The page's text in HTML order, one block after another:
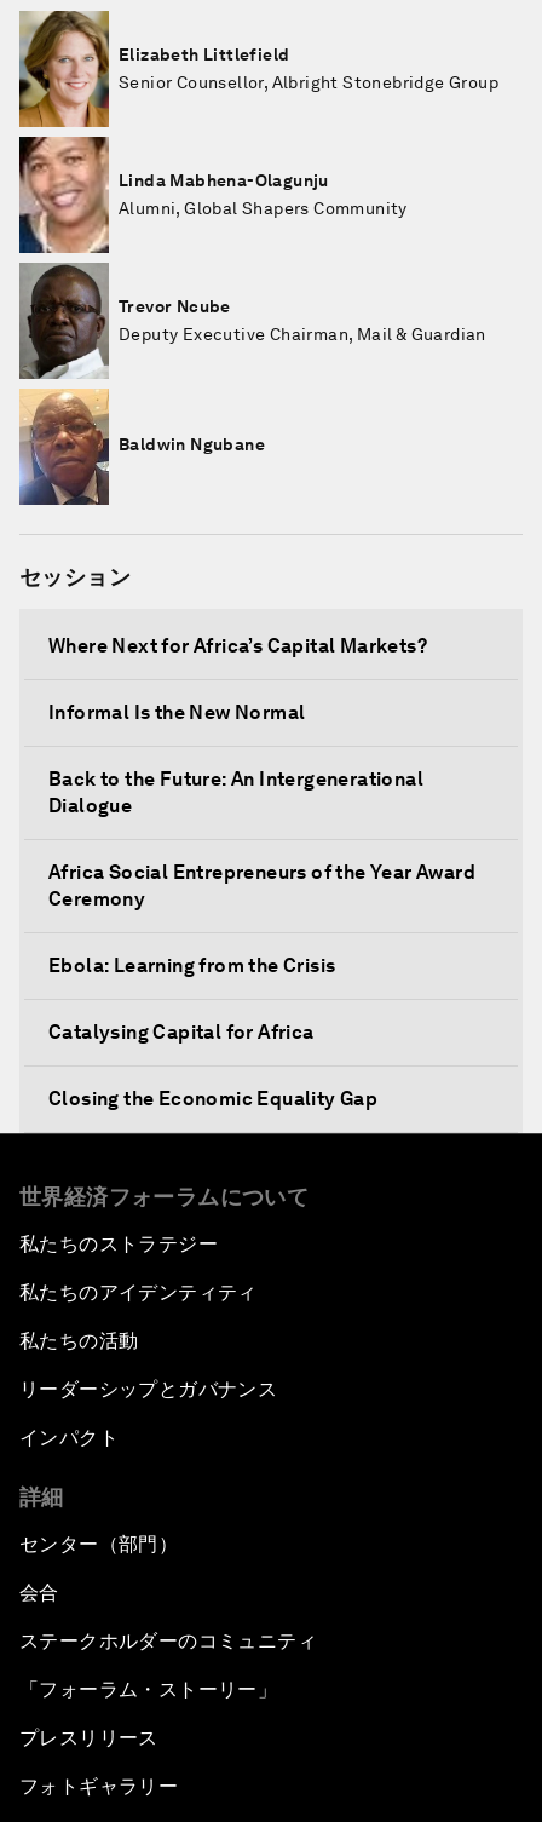
Elizabeth Littlefield
Senior Counsellor, Albright Stonebridge Group
Linda Mabhena-Olagunju
Alumni, Global Shapers Community
Trevor Ncube
Deputy Executive Chairman, Mail & Guardian
Baldwin Ngubane
セッション
Where Next for Africa’s Capital Markets?
Informal Is the New Normal
Back to the Future: An Intergenerational
Dialogue
Africa Social Entrepreneurs of the Year Award
Ceremony
Ebola: Learning from the Crisis
Catalysing Capital for Africa
Closing the Economic Equality Gap
Meeting the Development Challenge
Meeting the Food Challenge
Silencing the Gun
Meeting the Infrastructure Challenge
Future of Technology
Africa Economic Outlook
世界経済フォーラムについて
私たちのストラテジー
私たちのアイデンティティ
私たちの活動
リーダーシップとガバナンス
インパクト
詳細
センター（部門）
会合
ステークホルダーのコミュニティ
「フォーラム・ストーリー」
プレスリリース
フォトギャラリー